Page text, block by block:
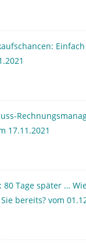
17.11.2021
Tage später …
bereits? vom